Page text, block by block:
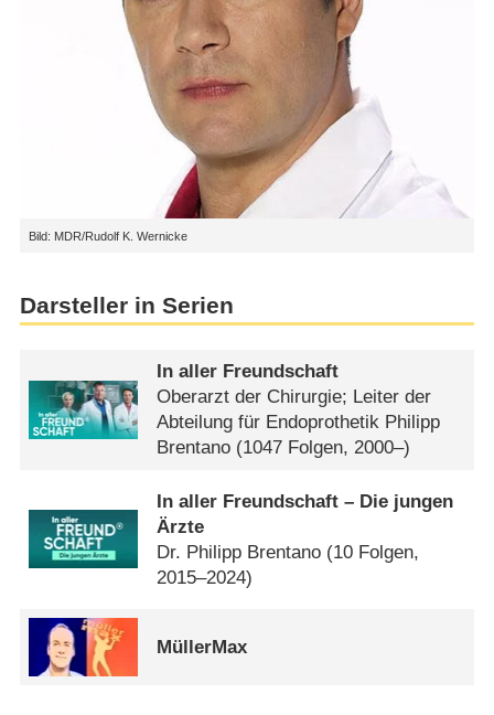
Bild: MDR/Rudolf K. Wernicke
Darsteller in Serien
In aller Freundschaft
Oberarzt der Chirurgie; Leiter der
Abteilung für Endoprothetik Philipp
Brentano (1047 Folgen, 2000–)
In aller Freundschaft – Die jungen
Ärzte
Dr. Philipp Brentano (10 Folgen,
2015–2024)
MüllerMax